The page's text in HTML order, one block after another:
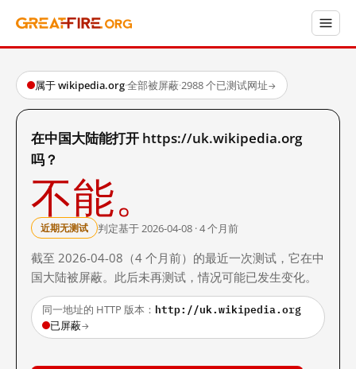
属于 wikipedia.org·全部被屏蔽·2988 个已测试网址→
在中国大陆能打开 https://uk.wikipedia.org
吗？
不能。
近期无测试 判定基于 2026-04-08 · 4 个月前
截至 2026-04-08（4 个月前）的最近一次测试，它在中
国大陆被屏蔽。此后未再测试，情况可能已发生变化。
同一地址的 HTTP 版本： http://uk.wikipedia.org
已屏蔽→